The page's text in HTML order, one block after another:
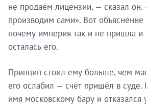
не продаём лицензии, — сказал
производим сами». Вот
почему империя так и не пришла и
осталась его.
Принцип стоил ему больше, чем
его ослабил — счёт пришёл в
имя московскому бару и отказался